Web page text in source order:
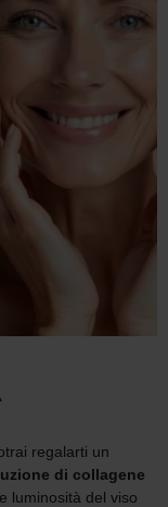
regalarti un
di collagene
luminosità del viso